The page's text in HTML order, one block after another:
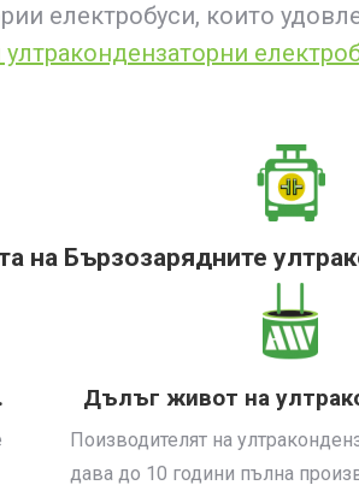
електробуси, които
на Бързозарядните
Дълъг живот на
Поизводителят на
дава до 10 години пълна